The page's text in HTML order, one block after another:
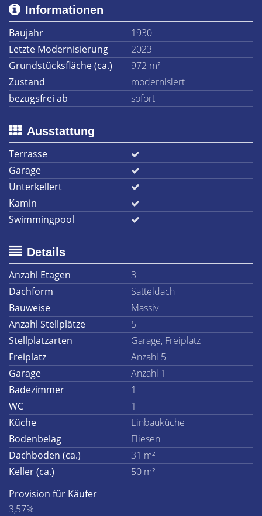
Informationen
Baujahr
1930
Letzte Modernisierung
2023
Grundstücksfläche (ca.)
972 m²
Zustand
modernisiert
bezugsfrei ab
sofort
Ausstattung
Terrasse
Garage
Unterkellert
Kamin
Swimmingpool
Details
Anzahl Etagen
3
Dachform
Satteldach
Bauweise
Massiv
Anzahl Stellplätze
5
Stellplatzarten
Garage, Freiplatz
Freiplatz
Anzahl 5
Garage
Anzahl 1
Badezimmer
1
WC
1
Küche
Einbauküche
Bodenbelag
Fliesen
Dachboden (ca.)
31 m²
Keller (ca.)
50 m²
Provision für Käufer
3,57%